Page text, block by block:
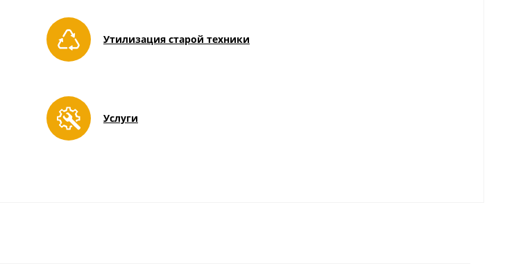
Утилизация старой техники
Услуги